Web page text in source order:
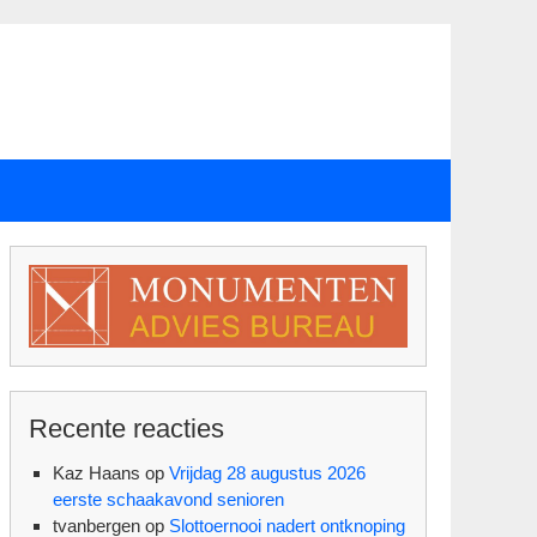
Recente reacties
Kaz Haans op Vrijdag 28 augustus 2026
eerste schaakavond senioren
tvanbergen op Slottoernooi nadert ontknoping